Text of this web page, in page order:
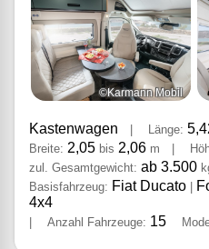
©Karmann Mobil
Kastenwagen | Länge:
Breite: 2,05 bis 2,06 m |
zul. Gesamtgewicht: ab 3.500
Basisfahrzeug: Fiat Ducato
4x4
Anzahl Fahrzeuge: 15